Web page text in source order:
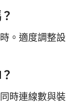
。適度調整設
時連線數與裝